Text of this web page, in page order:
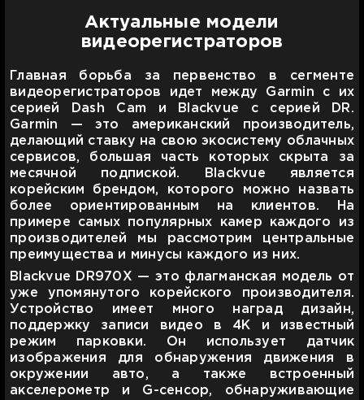
Актуальные модели
видеорегистраторов
Главная борьба за первенство в сегменте
видеорегистраторов идет между Garmin с их
серией Dash Cam и Blackvue с серией DR.
Garmin — это американский производитель,
делающий ставку на свою экосистему облачных
сервисов, большая часть которых скрыта за
месячной подпиской. Blackvue является
корейским брендом, которого можно назвать
более ориентированным на клиентов. На
примере самых популярных камер каждого из
производителей мы рассмотрим центральные
преимущества и минусы каждого из них.
Blackvue DR970X — это флагманская модель от
уже упомянутого корейского производителя.
Устройство имеет много наград дизайн,
поддержку записи видео в 4K и известный
режим парковки. Он использует датчик
изображения для обнаружения движения в
окружении авто, а также встроенный
акселерометр и G-сенсор, обнаруживающие